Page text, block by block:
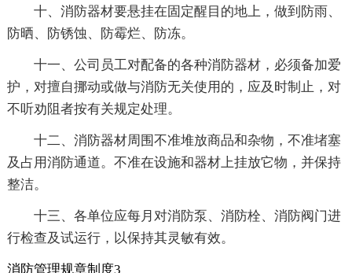
十、消防器材要悬挂在固定醒目的地上，做到防雨、
防晒、防锈蚀、防霉烂、防冻。
十一、公司员工对配备的各种消防器材，必须备加爱
护，对擅自挪动或做与消防无关使用的，应及时制止，对
不听劝阻者按有关规定处理。
十二、消防器材周围不准堆放商品和杂物，不准堵塞
及占用消防通道。不准在设施和器材上挂放它物，并保持
整洁。
十三、各单位应每月对消防泵、消防栓、消防阀门进
行检查及试运行，以保持其灵敏有效。
消防管理规章制度3